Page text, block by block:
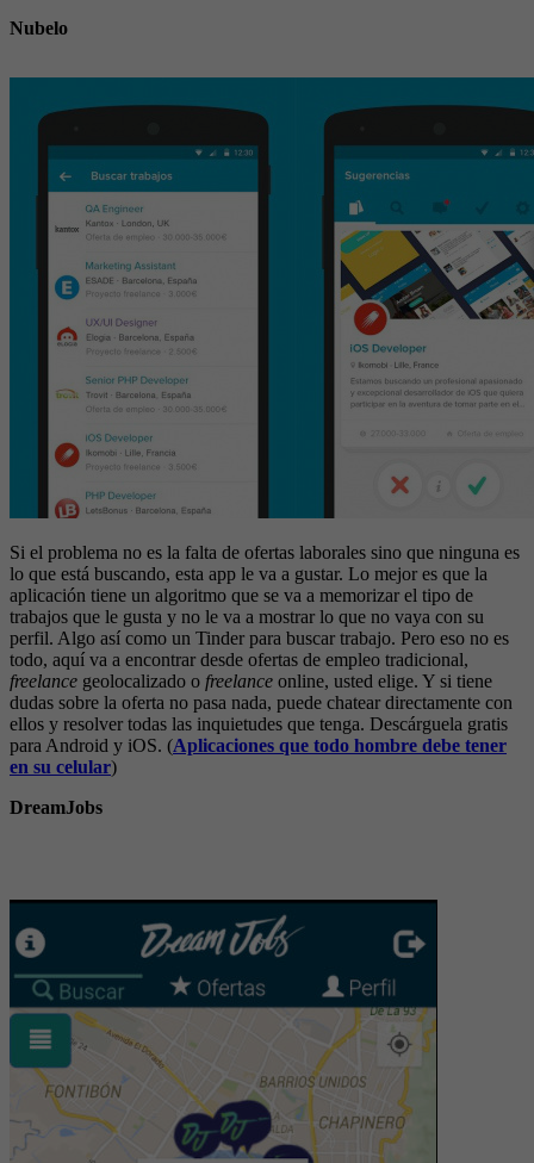
Nubelo
Si el problema no es la falta de ofertas laborales sino que ninguna es
lo que está buscando, esta app le va a gustar. Lo mejor es que la
aplicación tiene un algoritmo que se va a memorizar el tipo de
trabajos que le gusta y no le va a mostrar lo que no vaya con su
perfil. Algo así como un Tinder para buscar trabajo. Pero eso no es
todo, aquí va a encontrar desde ofertas de empleo tradicional,
freelance geolocalizado o freelance online, usted elige. Y si tiene
dudas sobre la oferta no pasa nada, puede chatear directamente con
ellos y resolver todas las inquietudes que tenga. Descárguela gratis
para Android y iOS. (Aplicaciones que todo hombre debe tener
en su celular)
DreamJobs